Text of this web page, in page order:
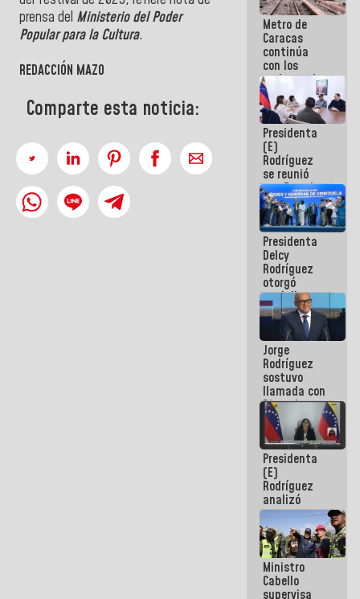
prensa del Ministerio del Poder
Popular para la Cultura.
REDACCIÓN MAZO
Comparte esta noticia:
Metro de
Caracas
continúa
con los
trabajos de
mantenimiento
e inspección
en la Línea 2
Presidenta
(E)
Rodríguez
se reunió
con Estado
Mayor
Eléctrico
para
abordar
planes de
acción
Presidenta
Delcy
Rodríguez
otorgó
medalla
"Héroe de
Venezuela"
a servidores
públicos
Jorge
Rodríguez
sostuvo
llamada con
Dinorah
Figuera y
acuerdan
primer
encuentro
presencial
para el
diálogo
Presidenta
(E)
Rodríguez
analizó
junto a
gobernadores
planes de
recuperación
del Sistema
Eléctrico
Ministro
Cabello
supervisa